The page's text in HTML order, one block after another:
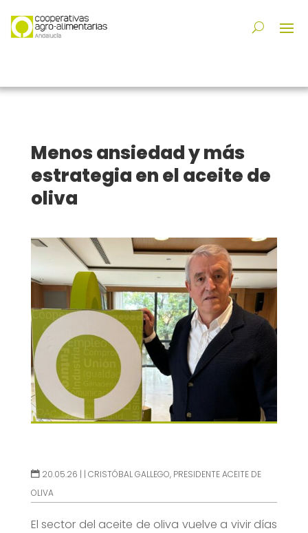
Menos ansiedad y más
estrategia en el aceite de
oliva
20.05.26 | | CRISTÓBAL GALLEGO, PRESIDENTE ACEITE DE
OLIVA
El sector del aceite de oliva vuelve a vivir días